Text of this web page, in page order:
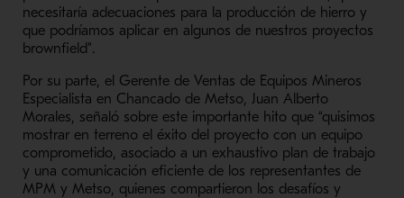
necesitaría adecuaciones para la producción de hierro y
que podríamos aplicar en algunos de nuestros proyectos
brownfield”.
Por su parte, el Gerente de Ventas de Equipos Mineros
Especialista en Chancado de Metso, Juan Alberto
Morales, señaló sobre este importante hito que “quisimos
mostrar en terreno el éxito del proyecto con un equipo
comprometido, asociado a un exhaustivo plan de trabajo
y una comunicación eficiente de los representantes de
MPM y Metso, quienes compartieron los desafíos y